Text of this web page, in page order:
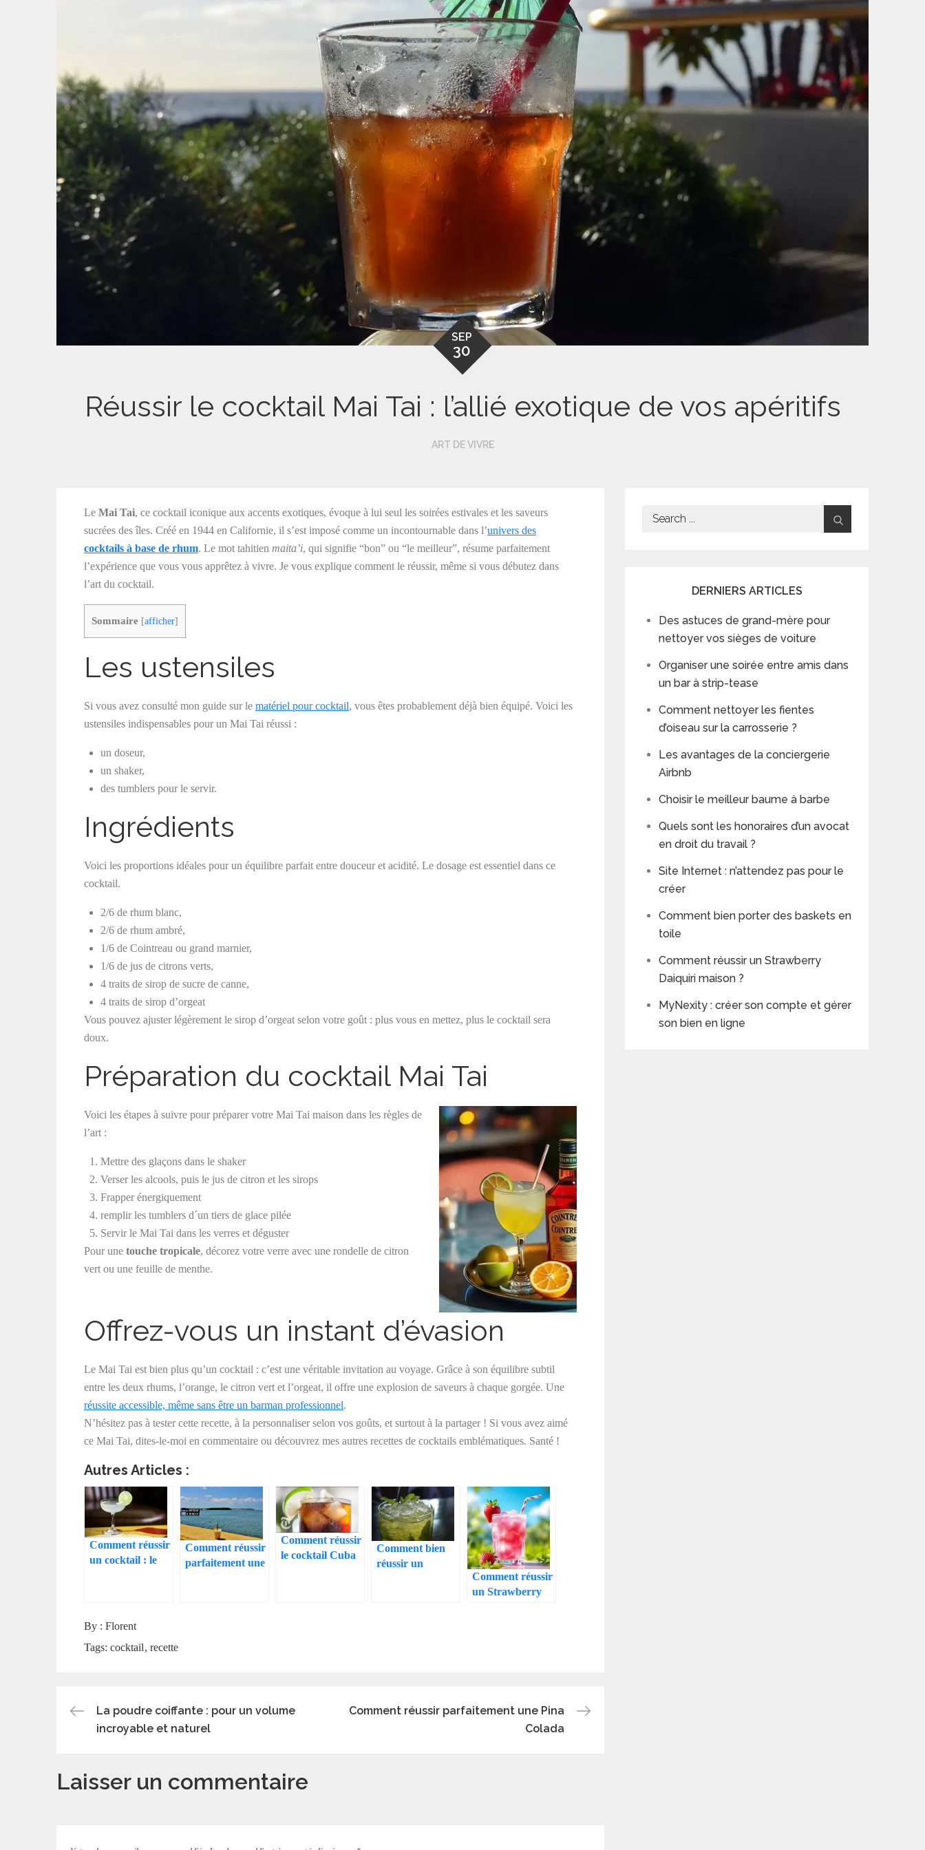
SEP
30
Réussir le cocktail Mai Tai : l’allié exotique de vos apéritifs
ART DE VIVRE
Le Mai Tai, ce cocktail iconique aux accents exotiques, évoque à lui seul les soirées estivales et les saveurs
sucrées des îles. Créé en 1944 en Californie, il s’est imposé comme un incontournable dans l’univers des
cocktails à base de rhum. Le mot tahitien maita’i, qui signifie “bon” ou “le meilleur”, résume parfaitement
l’expérience que vous vous apprêtez à vivre. Je vous explique comment le réussir, même si vous débutez dans
l’art du cocktail.
Sommaire [afficher]
Les ustensiles
Si vous avez consulté mon guide sur le matériel pour cocktail, vous êtes probablement déjà bien équipé. Voici les
ustensiles indispensables pour un Mai Tai réussi :
un doseur,
un shaker,
des tumblers pour le servir.
Ingrédients
Voici les proportions idéales pour un équilibre parfait entre douceur et acidité. Le dosage est essentiel dans ce
cocktail.
2/6 de rhum blanc,
2/6 de rhum ambré,
1/6 de Cointreau ou grand marnier,
1/6 de jus de citrons verts,
4 traits de sirop de sucre de canne,
4 traits de sirop d’orgeat
Vous pouvez ajuster légèrement le sirop d’orgeat selon votre goût : plus vous en mettez, plus le cocktail sera
doux.
Préparation du cocktail Mai Tai
Voici les étapes à suivre pour préparer votre Mai Tai maison dans les règles de
l’art :
Mettre des glaçons dans le shaker
Verser les alcools, puis le jus de citron et les sirops
Frapper énergiquement
remplir les tumblers d´un tiers de glace pilée
Servir le Mai Tai dans les verres et déguster
Pour une touche tropicale, décorez votre verre avec une rondelle de citron
vert ou une feuille de menthe.
Offrez-vous un instant d’évasion
Le Mai Tai est bien plus qu’un cocktail : c’est une véritable invitation au voyage. Grâce à son équilibre subtil
entre les deux rhums, l’orange, le citron vert et l’orgeat, il offre une explosion de saveurs à chaque gorgée. Une
réussite accessible, même sans être un barman professionnel.
N’hésitez pas à tester cette recette, à la personnaliser selon vos goûts, et surtout à la partager ! Si vous avez aimé
ce Mai Tai, dites-le-moi en commentaire ou découvrez mes autres recettes de cocktails emblématiques. Santé !
Autres Articles :
Comment réussir
un cocktail : le
Comment réussir
parfaitement une
Comment réussir
le cocktail Cuba
Comment bien
réussir un
Comment réussir
un Strawberry
By : Florent
Tags: cocktail recette
Navigation
l’article
La poudre coiffante : pour un volume
incroyable et naturel
Comment réussir parfaitement une Pina
Colada
Laisser un commentaire
Search
DERNIERS ARTICLES
Des astuces de grand-mère pour
nettoyer vos sièges de voiture
Organiser une soirée entre amis dans
un bar à strip-tease
Comment nettoyer les fientes
d’oiseau sur la carrosserie ?
Les avantages de la conciergerie
Airbnb
Choisir le meilleur baume à barbe
Quels sont les honoraires d’un avocat
en droit du travail ?
Site Internet : n’attendez pas pour le
créer
Comment bien porter des baskets en
toile
Comment réussir un Strawberry
Daiquiri maison ?
MyNexity : créer son compte et gérer
son bien en ligne